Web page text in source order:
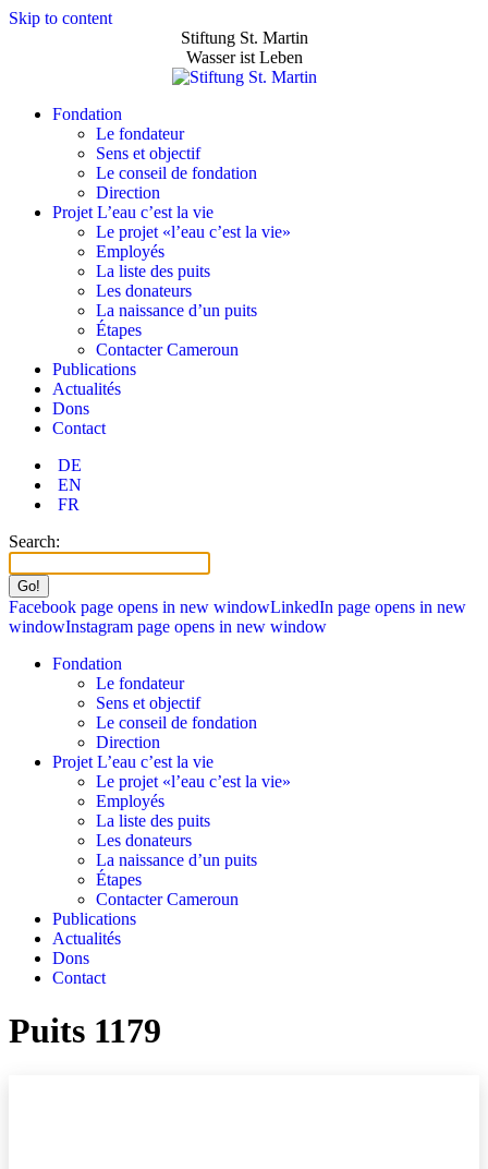
Skip to content
Stiftung St. Martin
Wasser ist Leben
Fondation
Le fondateur
Sens et objectif
Le conseil de fondation
Direction
Projet L’eau c’est la vie
Le projet «l’eau c’est la vie»
Employés
La liste des puits
Les donateurs
La naissance d’un puits
Étapes
Contacter Cameroun
Publications
Actualités
Dons
Contact
DE
EN
FR
Search:
Facebook page opens in new windowLinkedIn page opens in new
windowInstagram page opens in new window
Fondation
Le fondateur
Sens et objectif
Le conseil de fondation
Direction
Projet L’eau c’est la vie
Le projet «l’eau c’est la vie»
Employés
La liste des puits
Les donateurs
La naissance d’un puits
Étapes
Contacter Cameroun
Publications
Actualités
Dons
Contact
Puits 1179